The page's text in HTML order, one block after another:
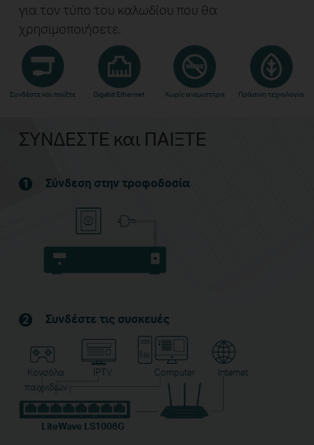
για τον τύπο του καλωδίου που θα
χρησιμοποιήσετε.
Συνδέστε και παίξτε Gigabit Ethernet Χωρίς ανεμιστήρα Πράσινη τεχνολογία
ΣΥΝΔΕΣΤΕ και ΠΑΙΞΤΕ
1 Σύνδεση στην τροφοδοσία
2 Συνδέστε τις συσκευές
Κονσόλα
παιχνιδιών
IPTV Computer Internet
LiteWave LS1008G